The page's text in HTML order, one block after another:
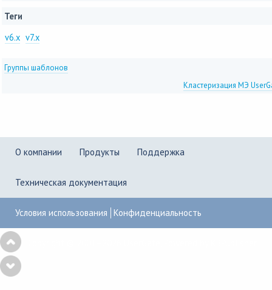
Теги
v6.x v7.x
Группы шаблонов
Кластеризация МЭ
О компании Продукты Поддержка
Техническая документация
Условия использования Конфиденциальность